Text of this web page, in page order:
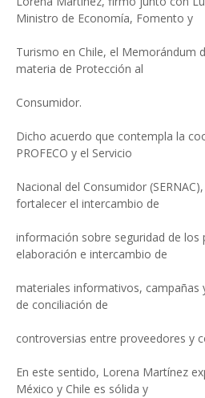
Ministro de Economía, Fomento y
Turismo en Chile, el Memorándum
materia de Protección al
Consumidor.
Dicho acuerdo que contempla la
PROFECO y el Servicio
Nacional del Consumidor
fortalecer el intercambio de
información sobre seguridad de
elaboración e intercambio de
materiales informativos, campañas
de conciliación de
controversias entre proveedores y
En este sentido, Lorena Martínez
México y Chile es sólida y